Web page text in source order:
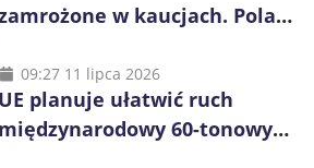
w kaucjach. Polacy
vouchery
09:27 11 lipca 2026
UE planuje ułatwić ruch
międzynarodowy 60-tonowych